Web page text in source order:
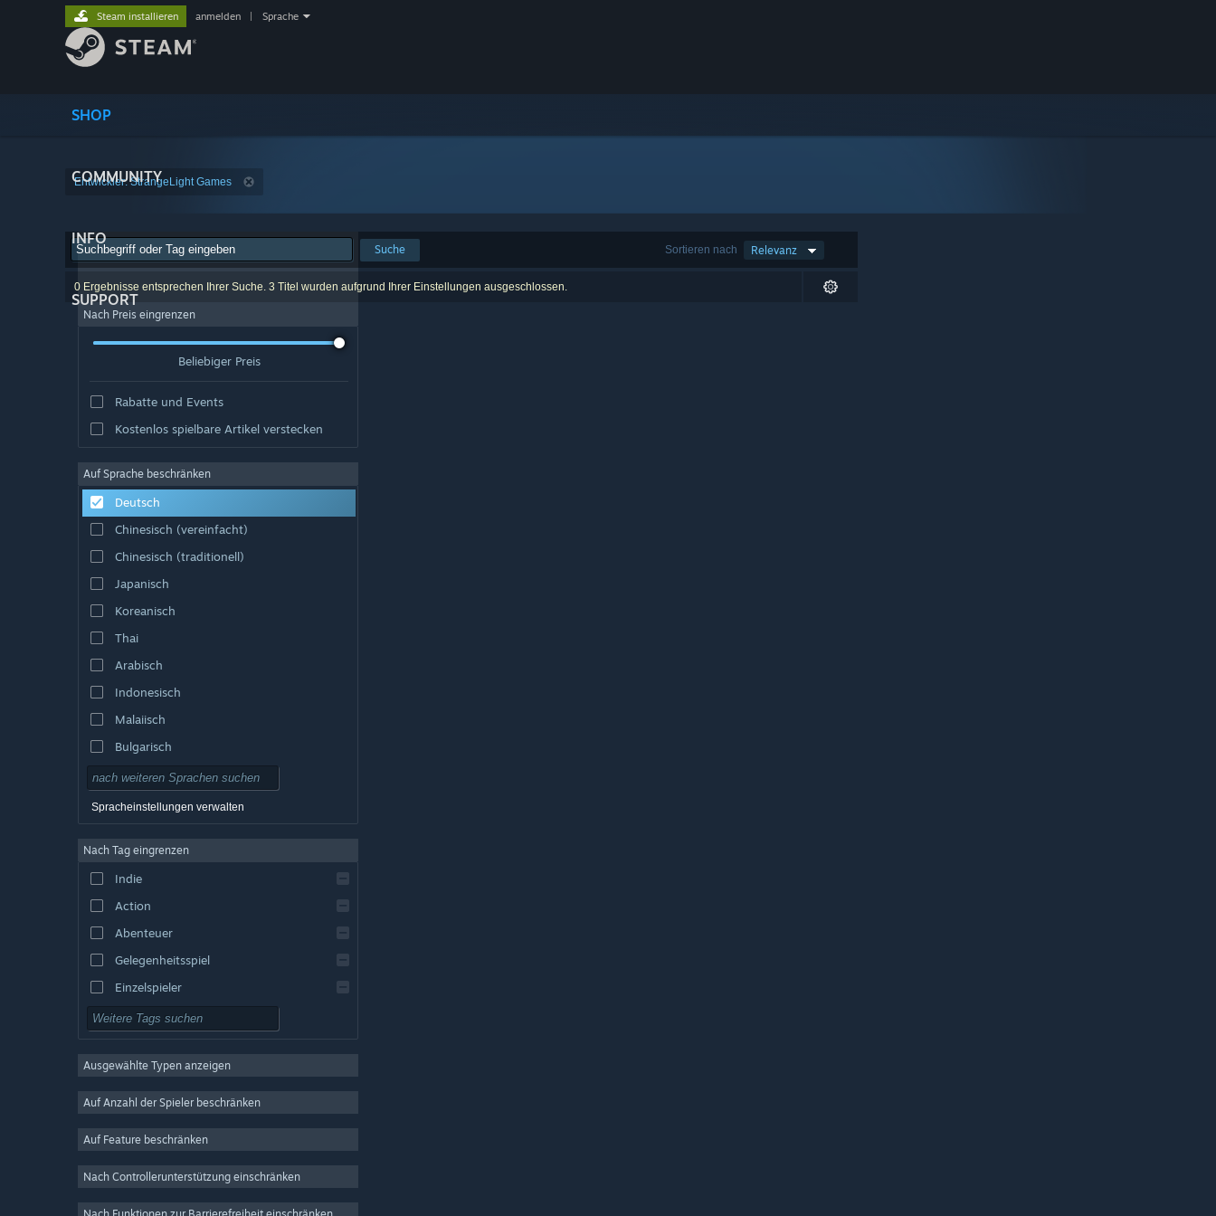
SHOP
COMMUNITY
INFO
SUPPORT
Steam installieren anmelden Sprache
Entwickler: StrangeLight Games
Sortieren nach Relevanz
Suche
0 Ergebnisse entsprechen Ihrer Suche. 3 Titel wurden aufgrund Ihrer Einstellungen ausgeschlossen.
Nach Preis eingrenzen
Beliebiger Preis
Rabatte und Events
Kostenlos spielbare Artikel verstecken
Auf Sprache beschränken
Deutsch
Chinesisch (vereinfacht)
Chinesisch (traditionell)
Japanisch
Koreanisch
Thai
Arabisch
Indonesisch
Malaiisch
Bulgarisch
Tschechisch
Dänisch
Spanisch – Spanien
Spanisch – Lateinamerika
Griechisch
Spracheinstellungen verwalten
Nach Tag eingrenzen
Indie
Action
Abenteuer
Gelegenheitsspiel
Einzelspieler
Simulation
Strategie
2D
Kostenlos spielbar
Ausgewählte Typen anzeigen
Auf Anzahl der Spieler beschränken
Auf Feature beschränken
Nach Controllerunterstützung einschränken